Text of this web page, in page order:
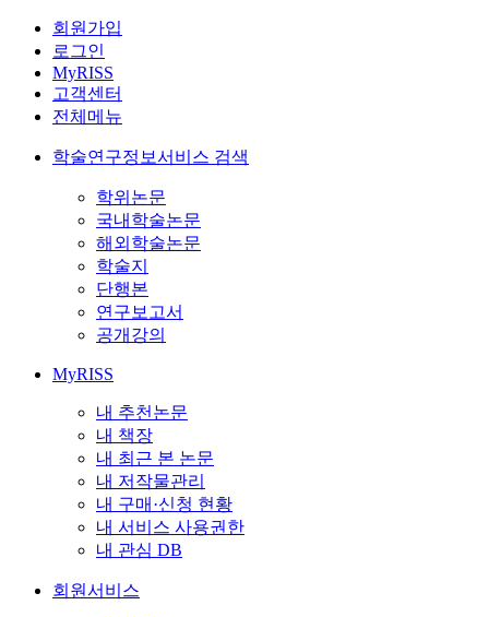
회원가입
로그인
MyRISS
고객센터
전체메뉴
학술연구정보서비스 검색
학위논문
국내학술논문
해외학술논문
학술지
단행본
연구보고서
공개강의
MyRISS
내 추천논문
내 책장
내 최근 본 논문
내 저작물관리
내 구매·신청 현황
내 서비스 사용권한
내 관심 DB
회원서비스